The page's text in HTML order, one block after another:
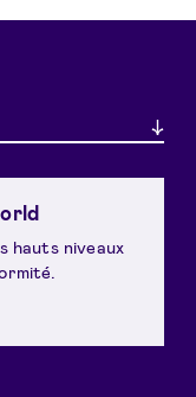
hauts niveaux